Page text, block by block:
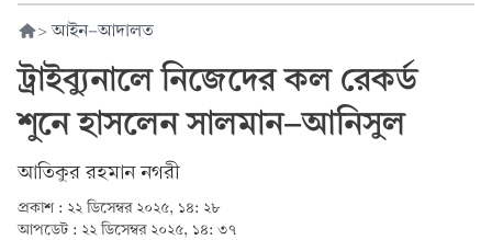
> আইন-আদালত
ট্রাইব্যুনালে নিজেদের কল রেকর্ড
শুনে হাসলেন সালমান-আনিসুল
আতিকুর রহমান নগরী
প্রকাশ : ২২ ডিসেম্বর ২০২৫, ১৪: ২৮
আপডেট : ২২ ডিসেম্বর ২০২৫, ১৪: ৩৭